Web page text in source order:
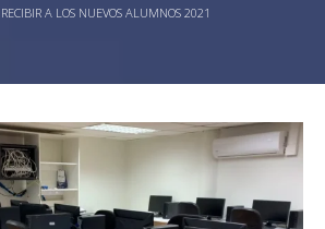
A LOS NUEVOS ALUMNOS 2021